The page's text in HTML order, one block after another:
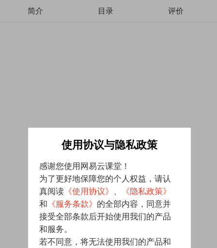
简介 目录 评价
使用协议与隐私政策
感谢您使用网易云课堂！
为了更好地保障您的个人权益，请认
真阅读 《使用协议》 、
《隐私政策》
和 《服务条款》 的全部内容，同意并
接受全部条款后开始使用我们的产品
和服务。
若不同意，将无法使用我们的产品和